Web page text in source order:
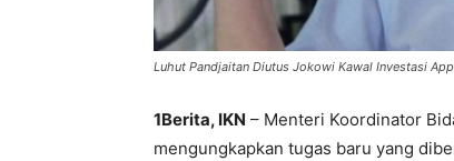
Luhut Pandjaitan Diutus Jokowi Kawal Investasi
1Berita, IKN – Menteri Koordinator
mengungkapkan tugas baru yang